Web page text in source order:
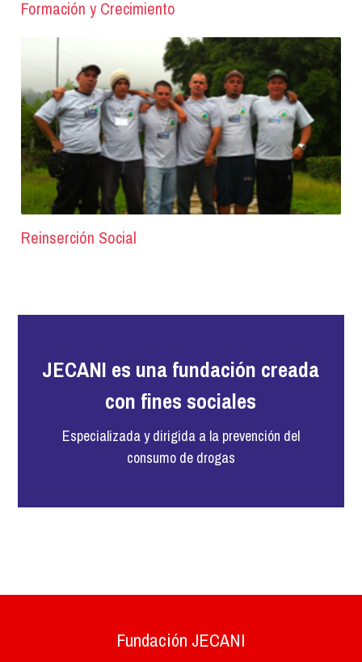
Formación y Crecimiento
Reinserción Social
JECANI es una fundación creada
con fines sociales
Especializada y dirigida a la prevención del
consumo de drogas
Fundación JECANI